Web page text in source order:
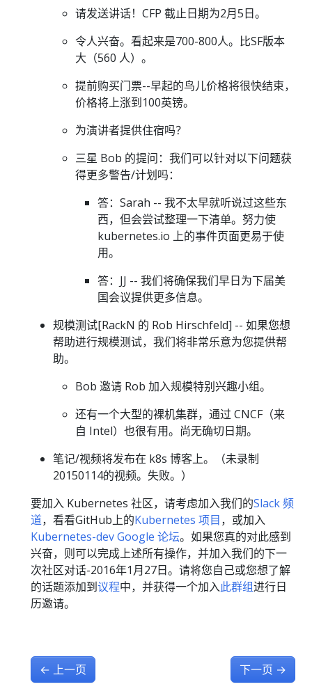
请发送讲话！CFP 截止日期为2月5日。
令人兴奋。看起来是700-800人。比SF版本
大（560 人）。
提前购买门票--早起的鸟儿价格将很快结束，
价格将上涨到100英镑。
为演讲者提供住宿吗？
三星 Bob 的提问：我们可以针对以下问题获
得更多警告/计划吗：
答：Sarah -- 我不太早就听说过这些东
西，但会尝试整理一下清单。努力使
kubernetes.io 上的事件页面更易于使
用。
答：JJ -- 我们将确保我们早日为下届美
国会议提供更多信息。
规模测试[RackN 的 Rob Hirschfeld] -- 如果您想
帮助进行规模测试，我们将非常乐意为您提供帮
助。
Bob 邀请 Rob 加入规模特别兴趣小组。
还有一个大型的裸机集群，通过 CNCF（来
自 Intel）也很有用。尚无确切日期。
笔记/视频将发布在 k8s 博客上。（未录制
20150114的视频。失败。）
要加入 Kubernetes 社区，请考虑加入我们的Slack 频
道，看看GitHub上的Kubernetes 项目，或加入
Kubernetes-dev Google 论坛。如果您真的对此感到
兴奋，则可以完成上述所有操作，并加入我们的下一
次社区对话-2016年1月27日。请将您自己或您想了解
的话题添加到议程中，并获得一个加入此群组进行日
历邀请。
← 上一页 下一页 →